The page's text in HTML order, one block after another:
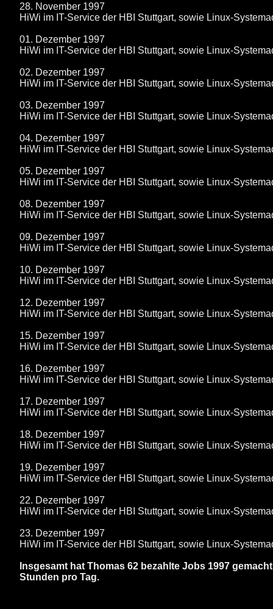
28. November 1997
HiWi im IT-Service der HBI Stuttgart, sowie Linux-
01. Dezember 1997
HiWi im IT-Service der HBI Stuttgart, sowie Linux-
02. Dezember 1997
HiWi im IT-Service der HBI Stuttgart, sowie Linux-
03. Dezember 1997
HiWi im IT-Service der HBI Stuttgart, sowie Linux-
04. Dezember 1997
HiWi im IT-Service der HBI Stuttgart, sowie Linux-
05. Dezember 1997
HiWi im IT-Service der HBI Stuttgart, sowie Linux-
08. Dezember 1997
HiWi im IT-Service der HBI Stuttgart, sowie Linux-
09. Dezember 1997
HiWi im IT-Service der HBI Stuttgart, sowie Linux-
10. Dezember 1997
HiWi im IT-Service der HBI Stuttgart, sowie Linux-
12. Dezember 1997
HiWi im IT-Service der HBI Stuttgart, sowie Linux-
15. Dezember 1997
HiWi im IT-Service der HBI Stuttgart, sowie Linux-
16. Dezember 1997
HiWi im IT-Service der HBI Stuttgart, sowie Linux-
17. Dezember 1997
HiWi im IT-Service der HBI Stuttgart, sowie Linux-
18. Dezember 1997
HiWi im IT-Service der HBI Stuttgart, sowie Linux-
19. Dezember 1997
HiWi im IT-Service der HBI Stuttgart, sowie Linux-
22. Dezember 1997
HiWi im IT-Service der HBI Stuttgart, sowie Linux-
23. Dezember 1997
HiWi im IT-Service der HBI Stuttgart, sowie Linux-
Insgesamt hat Thomas 62 bezahlte Jobs 1997
Stunden pro Tag.